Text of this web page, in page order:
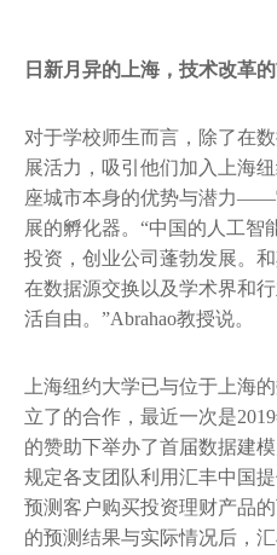
日新月异的上海，技术改革
对于学校师生而言，除了在
展活力，吸引他们加入上海
座城市本身的优势与潜力——
展的孵化器。“中国的人工智
投资，创业公司蓬勃发展。
在数据源交换以及学术界和
活自由。”Abrahao教授说。
上海纽约大学已与位于上海
立了的合作，最近一次是
的赞助下举办了首届数据建模
规定各支团队利用汇丰中国
预测客户购买投资理财产品
的预测结果与实际情况后，